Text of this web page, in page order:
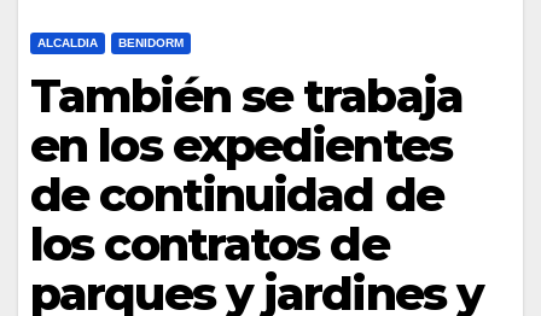
ALCALDIA BENIDORM
También se trabaja
en los expedientes
de continuidad de
los contratos de
parques y jardines y